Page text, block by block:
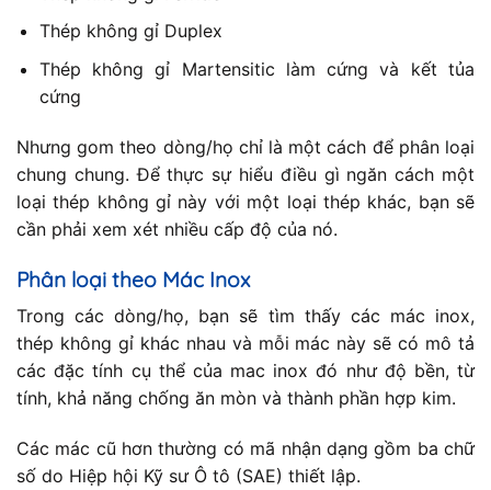
Thép không gỉ Duplex
Thép không gỉ Martensitic làm cứng và kết tủa
cứng
Nhưng gom theo dòng/họ chỉ là một cách để phân loại
chung chung. Để thực sự hiểu điều gì ngăn cách một
loại thép không gỉ này với một loại thép khác, bạn sẽ
cần phải xem xét nhiều cấp độ của nó.
Phân loại theo Mác Inox
Trong các dòng/họ, bạn sẽ tìm thấy các mác inox,
thép không gỉ khác nhau và mỗi mác này sẽ có mô tả
các đặc tính cụ thể của mac inox đó như độ bền, từ
tính, khả năng chống ăn mòn và thành phần hợp kim.
Các mác cũ hơn thường có mã nhận dạng gồm ba chữ
số do Hiệp hội Kỹ sư Ô tô (SAE) thiết lập.